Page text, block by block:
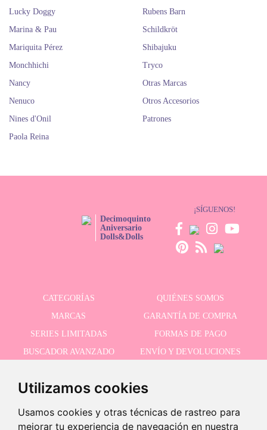
Utilizamos cookies
Usamos cookies y otras técnicas de rastreo para
mejorar tu experiencia de navegación en nuestra
Lucky Doggy
Marina & Pau
Mariquita Pérez
Monchhichi
Nancy
Nenuco
Nines d'Onil
Paola Reina
Rubens Barn
Schildkröt
Shibajuku
Tryco
Otras Marcas
Otros Accesorios
Patrones
Decimoquinto
Aniversario
Dolls&Dolls
¡SÍGUENOS!
CATEGORÍAS
QUIÉNES SOMOS
MARCAS
GARANTÍA DE COMPRA
SERIES LIMITADAS
FORMAS DE PAGO
BUSCADOR AVANZADO
ENVÍO Y DEVOLUCIONES
RECIBE NUESTRAS ÚLTIMAS NOVEDADES